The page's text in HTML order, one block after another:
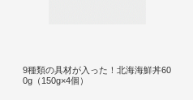
9種類の具材が入った！北海海鮮丼60
0g（150g×4個）